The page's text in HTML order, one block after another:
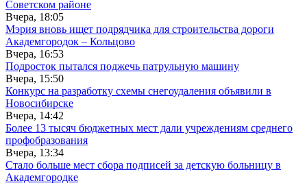
Советском районе
Вчера, 18:05
Мэрия вновь ищет подрядчика для строительства дороги
Академгородок – Кольцово
Вчера, 16:53
Подросток пытался поджечь патрульную машину
Вчера, 15:50
Конкурс на разработку схемы снегоудаления объявили в
Новосибирске
Вчера, 14:42
Более 13 тысяч бюджетных мест дали учреждениям среднего
профобразования
Вчера, 13:34
Стало больше мест сбора подписей за детскую больницу в
Академгородке